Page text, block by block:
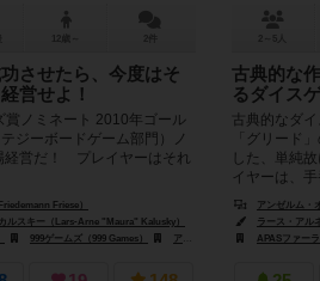
させたら、今度はそ
営せよ！
賞ノミネート 2010年ゴール
ジーボードゲーム部門）ノ
営だ！ プレイヤーはそれ
Friese）
ルスキー（Lars-Arne "Maura" Kalusky）
999ゲームズ（999 Games） アルビ（Albi）
古典的な
るダイス
古典的なダ
「グリード
した、単純
イヤーは、
アンゼルム・
ラース・アル
APASファー